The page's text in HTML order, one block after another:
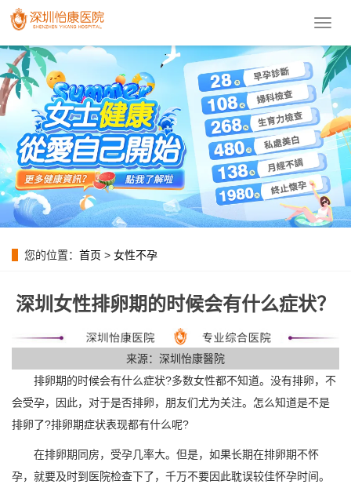
導
菜
單
您的位置： 首页 > 女性不孕
深圳女性排卵期的时候会有什么症状？
来源：深圳怡康醫院
排卵期的时候会有什么症状?多数女性都不知道。没有排卵，不
会受孕，因此，对于是否排卵，朋友们尤为关注。怎么知道是不是
排卵了?排卵期症状表现都有什么呢?
在排卵期同房，受孕几率大。但是，如果长期在排卵期不怀
孕，就要及时到医院检查下了，千万不要因此耽误较佳怀孕时间。